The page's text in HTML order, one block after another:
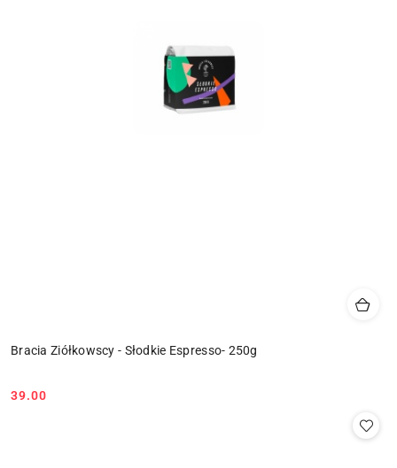
Bracia Ziółkowscy - Słodkie Espresso- 250g
Cena:
39.00